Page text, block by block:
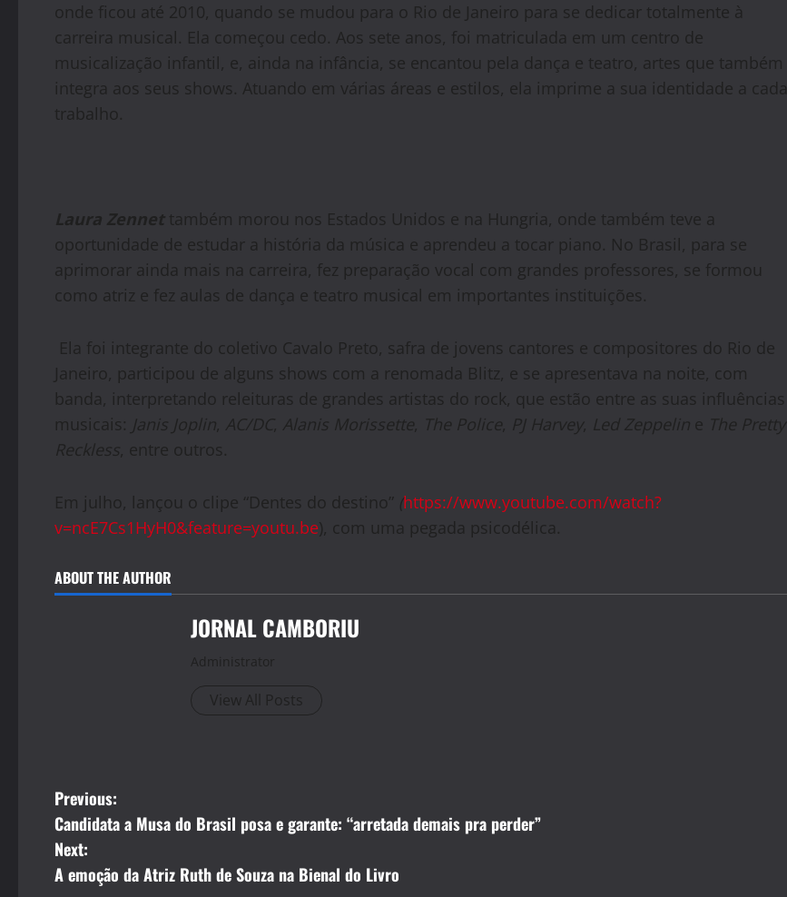
onde ficou até 2010, quando se mudou para o Rio de Janeiro para se dedicar totalmente à
carreira musical. Ela começou cedo. Aos sete anos, foi matriculada em um centro de
musicalização infantil, e, ainda na infância, se encantou pela dança e teatro, artes que também
integra aos seus shows. Atuando em várias áreas e estilos, ela imprime a sua identidade a cada
trabalho.
Laura Zennettambém morou nos Estados Unidos e na Hungria, onde também teve a
oportunidade de estudar a história da música e aprendeu a tocar piano. No Brasil, para se
aprimorar ainda mais na carreira, fez preparação vocal com grandes professores, se formou
como atriz e fez aulas de dança e teatro musical em importantes instituições.
Ela foi integrante do coletivo Cavalo Preto, safra de jovens cantores e compositores do Rio de
Janeiro, participou de alguns shows com a renomada Blitz, e se apresentava na noite, com
banda, interpretando releituras de grandes artistas do rock, que estão entre as suas influências
musicais: Janis Joplin, AC/DC, Alanis Morissette, The Police, PJ Harvey, Led Zeppelin e The Pretty
Reckless, entre outros.
Em julho, lançou o clipe “Dentes do destino” (https://www.youtube.com/watch?
v=ncE7Cs1HyH0&feature=youtu.be), com uma pegada psicodélica.
ABOUT THE AUTHOR
JORNAL CAMBORIU
Administrator
View All Posts
P
o
s
Previous:
Candidata a Musa do Brasil posa e garante: “arretada demais pra perder”
Next:
A emoção da Atriz Ruth de Souza na Bienal do Livro